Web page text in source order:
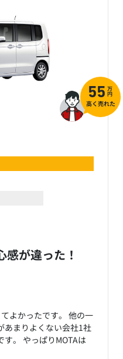
が違った！
よかったです。 他の一
あまりよくない会社1社
。 やっぱりMOTAは
55 万
円
高く売れた